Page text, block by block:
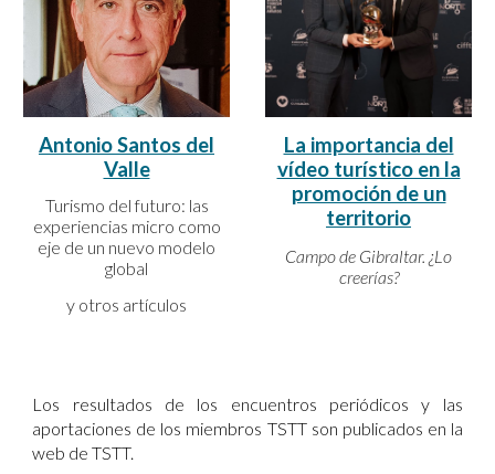
Antonio Santos del
Valle
Turismo del futuro: las
experiencias micro como
eje de un nuevo modelo
global
y otros artículos
La importancia del
vídeo turístico en la
promoción de un
territorio
Campo de Gibraltar. ¿Lo
creerías?
Los resultados de los encuentros periódicos y las
aportaciones de los miembros TSTT son publicados en la
web de TSTT.